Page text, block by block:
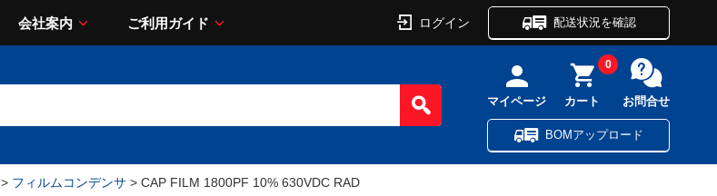
会社案内 ご利用ガイド ログイン 配送状況を確認
マイページ カート
0
お問合せ
BOMアップロード
> フィルムコンデンサ > CAP FILM 1800PF 10% 630VDC RAD